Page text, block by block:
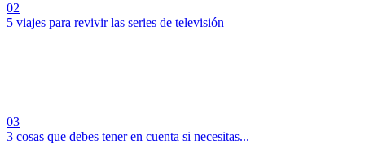
02
5 viajes para revivir las series de televisión
03
3 cosas que debes tener en cuenta si necesitas...